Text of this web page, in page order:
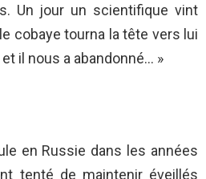
Un jour un scientifique vint
cobaye tourna la tête vers lui
et il nous a abandonné… »
en Russie dans les années
tenté de maintenir éveillés